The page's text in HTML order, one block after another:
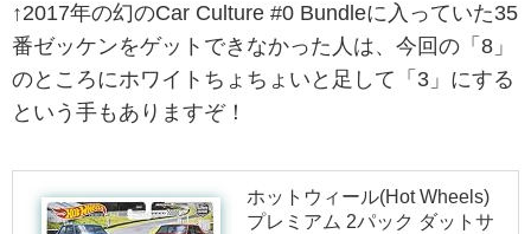
↑2017年の幻のCar Culture #0 Bundleに入っていた35
番ゼッケンをゲットできなかった人は、今回の「8」
のところにホワイトちょちょいと足して「3」にする
という手もありますぞ！
ホットウィール(Hot Wheels)
プレミアム 2パック ダットサ